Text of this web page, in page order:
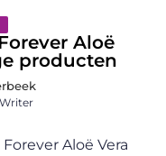
Aloë
producten
Aloë Vera